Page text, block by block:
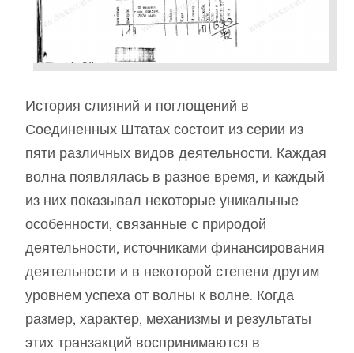
История слияний и поглощений в
Соединенных Штатах состоит из серии из
пяти различных видов деятельности. Каждая
волна появлялась в разное время, и каждый
из них показывал некоторые уникальные
особенности, связанные с природой
деятельности, источниками финансирования
деятельности и в некоторой степени другим
уровнем успеха от волны к волне. Когда
размер, характер, механизмы и результаты
этих транзакций воспринимаются в